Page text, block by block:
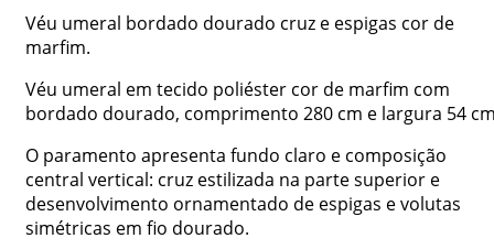
Véu umeral bordado dourado cruz e espigas cor de
marfim.
Véu umeral em tecido poliéster cor de marfim com
bordado dourado, comprimento 280 cm e largura 54
O paramento apresenta fundo claro e composição
central vertical: cruz estilizada na parte superior e
desenvolvimento ornamentado de espigas e volutas
simétricas em fio dourado.